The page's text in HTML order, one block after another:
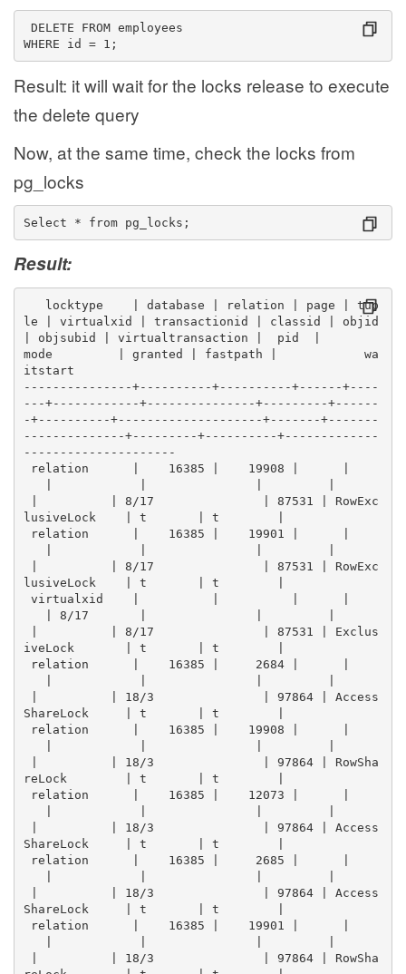
DELETE FROM employees
WHERE id = 1;
Result: it will wait for the locks release to execute
the delete query
Now, at the same time, check the locks from
pg_locks
Select * from pg_locks;
Result:
locktype    | database | relation | page | tup
le | virtualxid | transactionid | classid | objid
| objsubid | virtualtransaction |  pid  |
mode         | granted | fastpath |            wa
itstart
---------------+----------+----------+------+----
---+------------+---------------+---------+------
-+----------+--------------------+-------+-------
--------------+---------+----------+-------------
---------------------
relation      |    16385 |    19908 |      |
|          | 8/17               | 87531 | RowExc
lusiveLock    | t       | t        |
relation      |    16385 |    19901 |      |
|          | 8/17               | 87531 | RowExc
lusiveLock    | t       | t        |
virtualxid    |          |          |      |
| 8/17       |               |         |
|          | 8/17               | 87531 | Exclus
iveLock       | t       | t        |
relation      |    16385 |     2684 |      |
|          | 18/3               | 97864 | Access
ShareLock     | t       | t        |
relation      |    16385 |    19908 |      |
|          | 18/3               | 97864 | RowSha
reLock        | t       | t        |
relation      |    16385 |    12073 |      |
|          | 18/3               | 97864 | Access
ShareLock     | t       | t        |
relation      |    16385 |     2685 |      |
|          | 18/3               | 97864 | Access
ShareLock     | t       | t        |
relation      |    16385 |    19901 |      |
|          | 18/3               | 97864 | RowSha